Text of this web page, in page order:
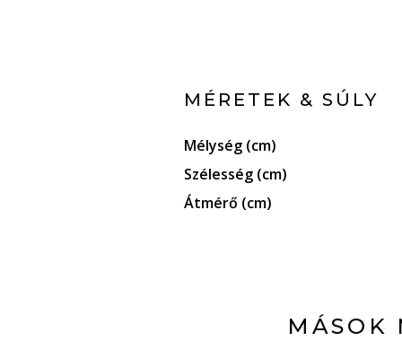
MÉRETEK & SÚLY
Mélység (cm)
Szélesség (cm)
Átmérő (cm)
MÁSOK